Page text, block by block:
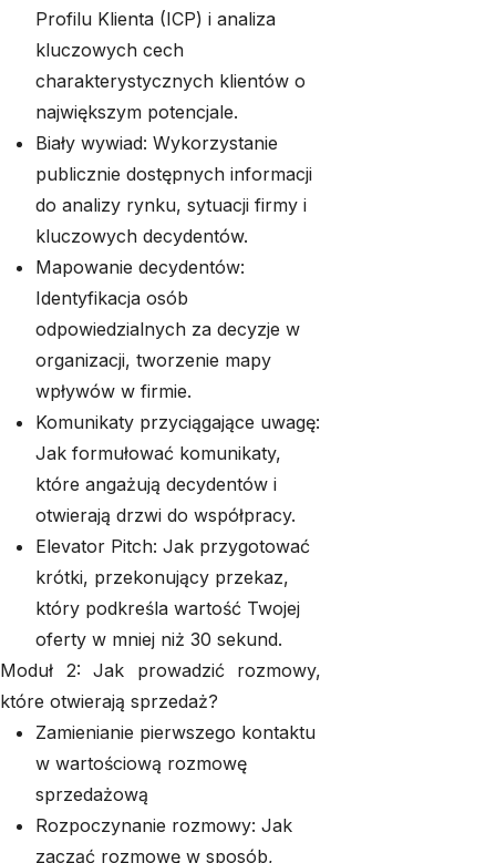
Profilu Klienta (ICP) i analiza
kluczowych cech
charakterystycznych klientów o
największym potencjale.
Biały wywiad: Wykorzystanie
publicznie dostępnych informacji
do analizy rynku, sytuacji firmy i
kluczowych decydentów.
Mapowanie decydentów:
Identyfikacja osób
odpowiedzialnych za decyzje w
organizacji, tworzenie mapy
wpływów w firmie.
Komunikaty przyciągające uwagę:
Jak formułować komunikaty,
które angażują decydentów i
otwierają drzwi do współpracy.
Elevator Pitch: Jak przygotować
krótki, przekonujący przekaz,
który podkreśla wartość Twojej
oferty w mniej niż 30 sekund.
Moduł 2: Jak prowadzić rozmowy,
które otwierają sprzedaż?
Zamienianie pierwszego kontaktu
w wartościową rozmowę
sprzedażową
Rozpoczynanie rozmowy: Jak
zacząć rozmowę w sposób,